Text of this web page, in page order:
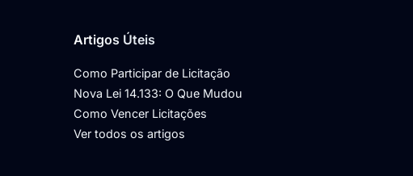
Artigos Úteis
Como Participar de Licitação
Nova Lei 14.133: O Que Mudou
Como Vencer Licitações
Ver todos os artigos